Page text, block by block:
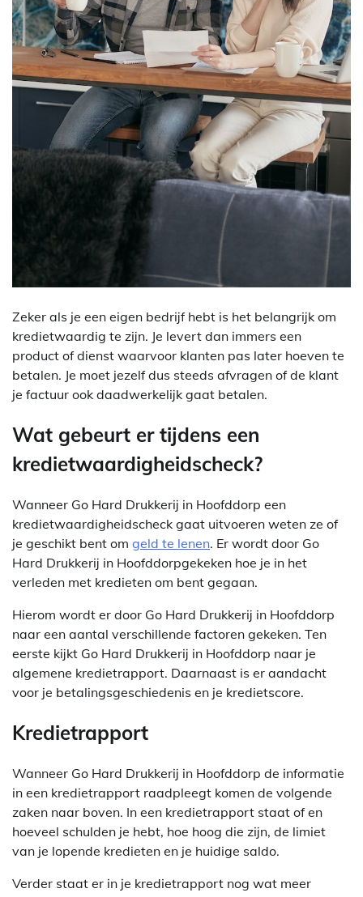
Zeker als je een eigen bedrijf hebt is het belangrijk om
kredietwaardig te zijn. Je levert dan immers een
product of dienst waarvoor klanten pas later hoeven te
betalen. Je moet jezelf dus steeds afvragen of de klant
je factuur ook daadwerkelijk gaat betalen.
Wat gebeurt er tijdens een
kredietwaardigheidscheck?
Wanneer Go Hard Drukkerij in Hoofddorp een
kredietwaardigheidscheck gaat uitvoeren weten ze of
je geschikt bent om geld te lenen. Er wordt door Go
Hard Drukkerij in Hoofddorpgekeken hoe je in het
verleden met kredieten om bent gegaan.
Hierom wordt er door Go Hard Drukkerij in Hoofddorp
naar een aantal verschillende factoren gekeken. Ten
eerste kijkt Go Hard Drukkerij in Hoofddorp naar je
algemene kredietrapport. Daarnaast is er aandacht
voor je betalingsgeschiedenis en je kredietscore.
Kredietrapport
Wanneer Go Hard Drukkerij in Hoofddorp de informatie
in een kredietrapport raadpleegt komen de volgende
zaken naar boven. In een kredietrapport staat of en
hoeveel schulden je hebt, hoe hoog die zijn, de limiet
van je lopende kredieten en je huidige saldo.
Verder staat er in je kredietrapport nog wat meer